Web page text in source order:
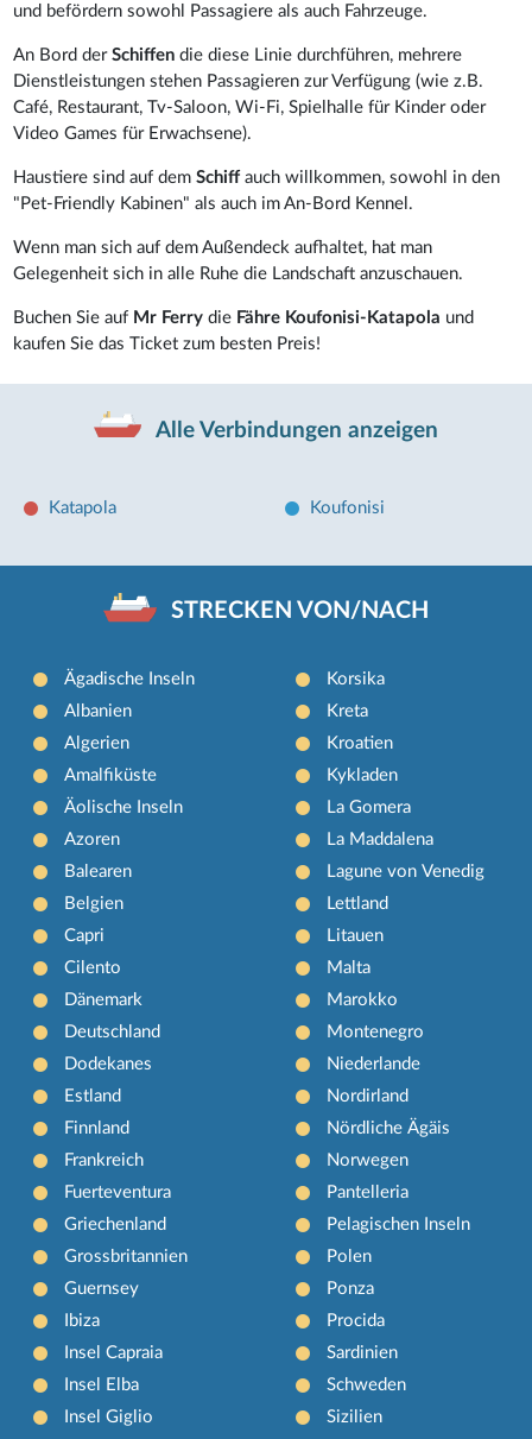
und befördern sowohl Passagiere als auch Fahrzeuge.
An Bord derSchiffendie diese Linie durchführen, mehrere
Dienstleistungen stehen Passagieren zur Verfügung (wie z.B.
Café, Restaurant, Tv-Saloon, Wi-Fi, Spielhalle für Kinder oder
Video Games für Erwachsene).
Haustiere sind auf demSchiffauch willkommen, sowohl in den
"Pet-Friendly Kabinen" als auch im An-Bord Kennel.
Wenn man sich auf dem Außendeck aufhaltet, hat man
Gelegenheit sich in alle Ruhe die Landschaft anzuschauen.
Buchen Sie auf Mr Ferrydie Fähre Koufonisi-Katapola und
kaufen Sie das Ticket zum besten Preis!
Alle Verbindungen anzeigen
Katapola Koufonisi
STRECKEN VON/NACH
Ägadische Inseln
Albanien
Algerien
Amalfiküste
Äolische Inseln
Azoren
Balearen
Belgien
Capri
Cilento
Dänemark
Deutschland
Dodekanes
Estland
Finnland
Frankreich
Fuerteventura
Griechenland
Grossbritannien
Guernsey
Ibiza
Insel Capraia
Insel Elba
Insel Giglio
Korsika
Kreta
Kroatien
Kykladen
La Gomera
La Maddalena
Lagune von Venedig
Lettland
Litauen
Malta
Marokko
Montenegro
Niederlande
Nordirland
Nördliche Ägäis
Norwegen
Pantelleria
Pelagischen Inseln
Polen
Ponza
Procida
Sardinien
Schweden
Sizilien